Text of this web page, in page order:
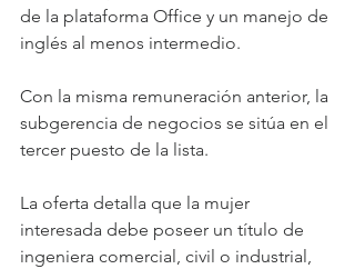
de la plataforma Office y un manejo de
inglés al menos intermedio.
Con la misma remuneración anterior, la
subgerencia de negocios se sitúa en el
tercer puesto de la lista.
La oferta detalla que la mujer
interesada debe poseer un título de
ingeniera comercial, civil o industrial,